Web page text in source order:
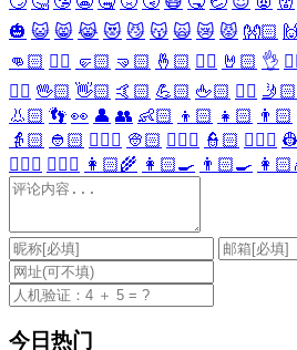
🎃 😺 😸 😹 😻 😼 😽 🙀 😿 😾 👐🏻
👊🏻 ✊🏻 🤛🏻 🤜🏻 🤞🏻 ✌🏻 🤘🏻 👌
🖐🏻 🖖🏻 👋🏻 🤙🏻 💪🏻 🖕🏻 ✍🏻 🤳🏻
👃🏻 👣 👀 👤 👥 👶🏻 👦🏻 👧🏻 👨🏻
👵🏻 👲🏻 👳🏻‍♀️ 👳🏻 👮🏻‍♀️ 👮🏻 👷🏻‍♀️
👩🏻‍⚕️ 👨🏻‍⚕️ 👩🏻‍🌾 👩🏻‍🍳 👨🏻‍🍳
今日热门